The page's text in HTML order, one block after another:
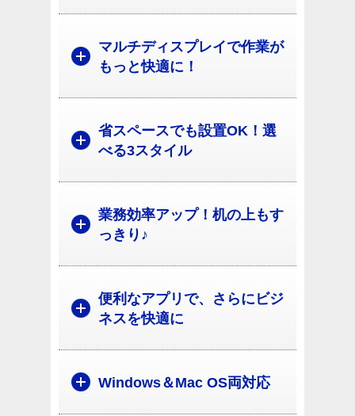
マルチディスプレイで作業が
もっと快適に！
省スペースでも設置OK！選
べる3スタイル
業務効率アップ！机の上もす
っきり♪
便利なアプリで、さらにビジ
ネスを快適に
Windows＆Mac OS両対応